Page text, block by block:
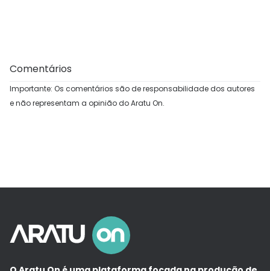
Comentários
Importante: Os comentários são de responsabilidade dos autores
e não representam a opinião do Aratu On.